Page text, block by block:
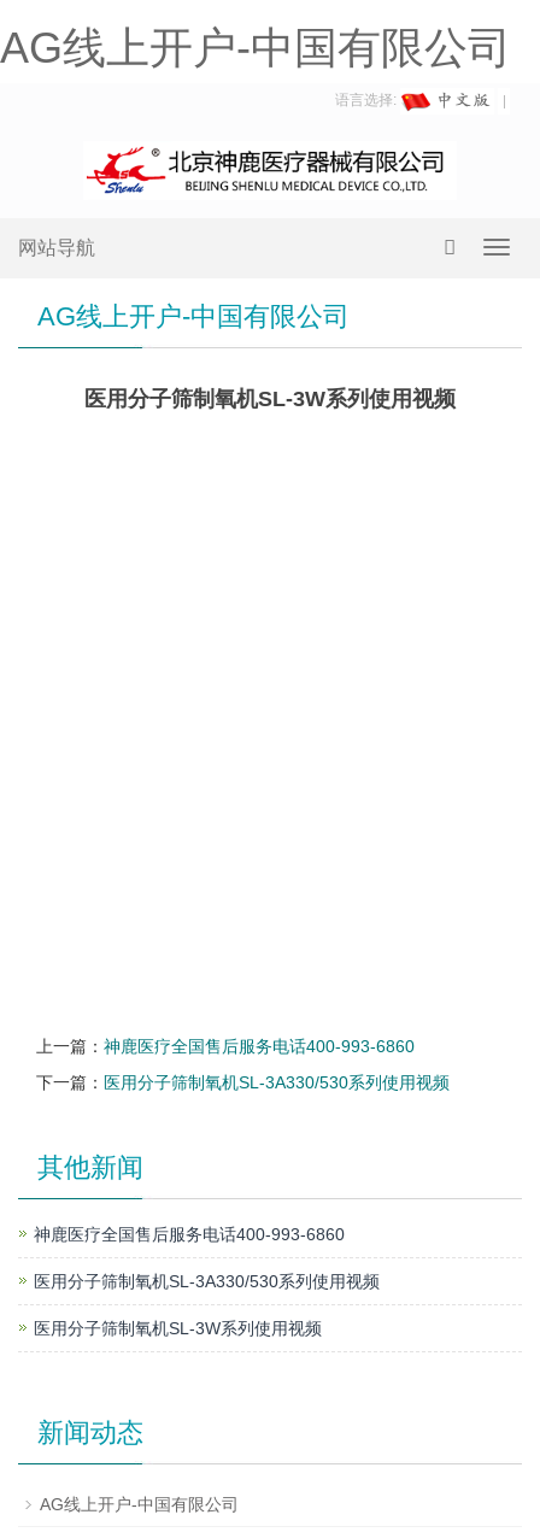
AG线上开户-中国有限公司
语言选择:
网站导航
AG线上开户-中国有限公司
医用分子筛制氧机SL-3W系列使用视频
上一篇： 神鹿医疗全国售后服务电话400-993-6860
下一篇： 医用分子筛制氧机SL-3A330/530系列使用视频
其他新闻
神鹿医疗全国售后服务电话400-993-6860
医用分子筛制氧机SL-3A330/530系列使用视频
医用分子筛制氧机SL-3W系列使用视频
新闻动态
AG线上开户-中国有限公司